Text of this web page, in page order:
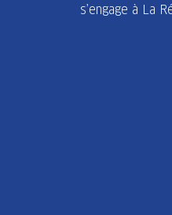
s’engage à La